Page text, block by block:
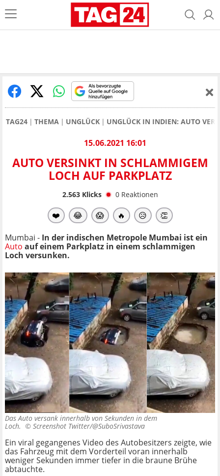
TAG24 THEMA UNGLÜCK UNGLÜCK IN INDIEN: AUTO
15.06.2021 16:01
AUTO VERSINKT IN SCHLAMMIGEM
LOCH AUF PARKPLATZ
2.563Klicks 0 Reaktionen
❤️ 😂 😱 🔥 😥 👏
Mumbai - In der indischen Metropole Mumbai ist ein
Auto auf einem Parkplatz in einem schlammigen
Loch versunken.
Das Auto versank innerhalb von Sekunden in dem
Loch. © Screenshot Twitter/@SuboSrivastava
Ein viral gegangenes Video des Autobesitzers zeigte, wie
das Fahrzeug mit dem Vorderteil voran innerhalb
weniger Sekunden immer tiefer in die braune Brühe
abtauchte.